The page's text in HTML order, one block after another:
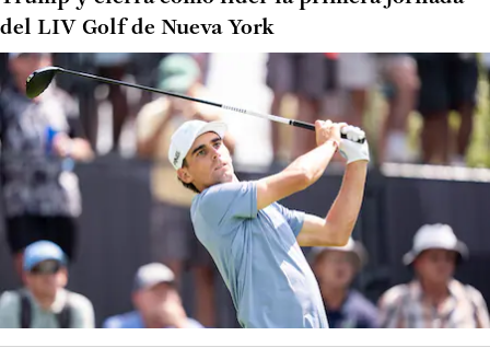
del LIV Golf de Nueva York